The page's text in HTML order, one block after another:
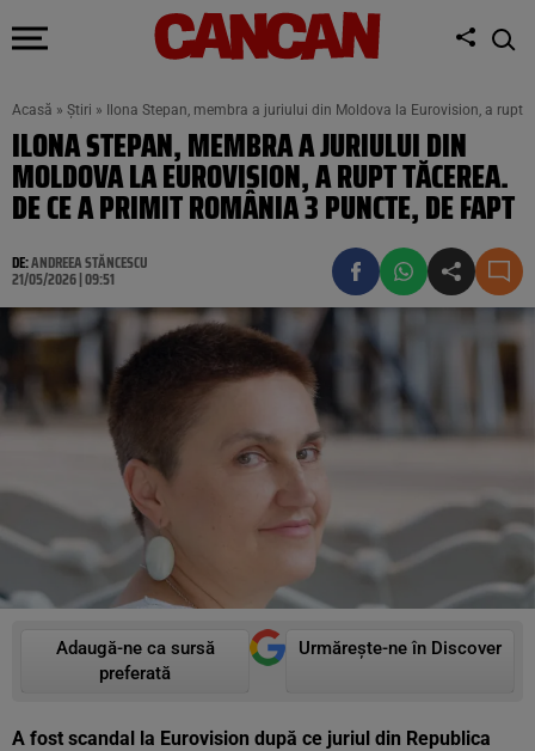
Acasă » Știri » Ilona Stepan, membra a juriului din Moldova la Eurovision, a rupt
ILONA STEPAN, MEMBRA A JURIULUI DIN
MOLDOVA LA EUROVISION, A RUPT TĂCEREA.
DE CE A PRIMIT ROMÂNIA 3 PUNCTE, DE FAPT
DE:ANDREEA STĂNCESCU
21/05/2026 | 09:51
Adaugă-ne ca sursă
preferată
Urmărește-ne în Discover
A fost scandal la Eurovision după ce juriul din Republica